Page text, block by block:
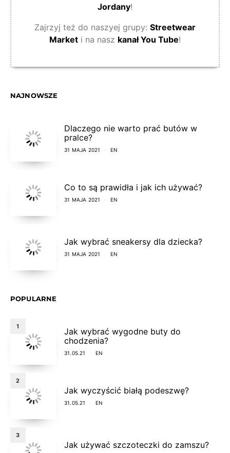
Jordany!
Zajrzyj też do naszyej grupy: Streetwear
Market i na nasz kanał You Tube!
NAJNOWSZE
Dlaczego nie warto prać butów w
pralce?
31 MAJA 2021 EN
Co to są prawidła i jak ich używać?
31 MAJA 2021 EN
Jak wybrać sneakersy dla dziecka?
31 MAJA 2021 EN
POPULARNE
1
Jak wybrać wygodne buty do
chodzenia?
31.05.21 EN
2
Jak wyczyścić białą podeszwę?
31.05.21 EN
3
Jak używać szczoteczki do zamszu?